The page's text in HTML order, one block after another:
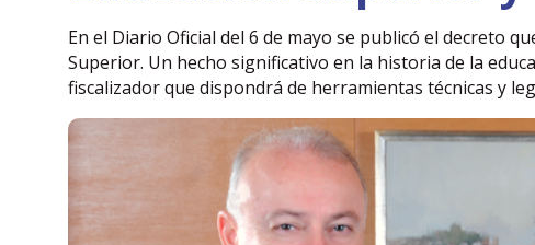
En el Diario Oficial del 6 de mayo se publicó el decreto
Superior. Un hecho significativo en la historia de la
fiscalizador que dispondrá de herramientas técnicas y